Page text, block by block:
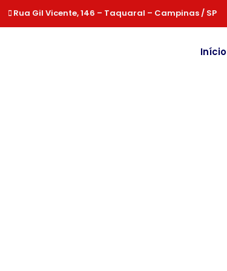
Rua Gil Vicente, 146 – Taquaral – Campinas / SP
Início